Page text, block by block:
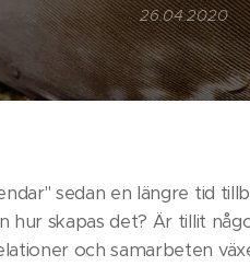
26.04.2020
sedan en längre tid
hur skapas det? Är tillit
och samarbeten